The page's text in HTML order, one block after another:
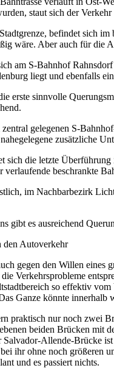
staut sich der
befindet sich
wäre. Aber auch für die
am S-Bahnhof
liegt und ebenfalls
erste sinnvolle
gelegenen S-
zusätzliche
sich die letzte
verlaufende beschrankte
im Nachbarbezirk
gibt es ausreichend
Autoverkehr
gegen den Willen
Verkehrsprobleme
so effektiv
Ganze könnte
praktisch nur noch zwei
beiden Brücken mit
Allende-Brücke
ihr ohne noch größeren
und es passiert nichts.